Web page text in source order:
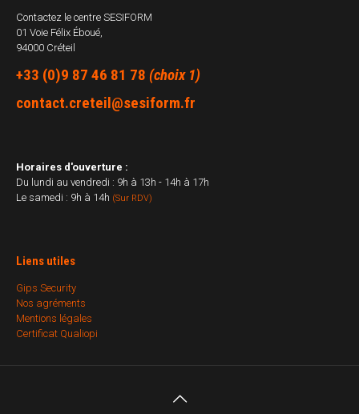
Contactez le centre SESIFORM
01 Voie Félix Éboué,
94000 Créteil
+33 (0)9 87 46 81 78 (choix 1)
contact.creteil@sesiform.fr
Horaires d'ouverture :
Du lundi au vendredi : 9h à 13h - 14h à 17h
Le samedi : 9h à 14h (Sur RDV)
Liens utiles
Gips Security
Nos agréments
Mentions légales
Certificat Qualiopi